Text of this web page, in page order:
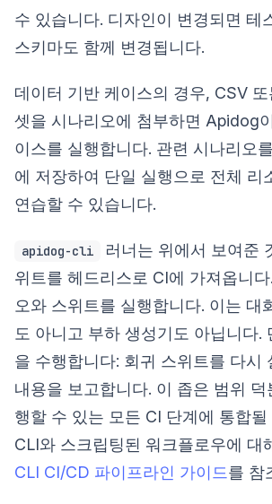
수 있습니다. 디자인이 변경되면 테
스키마도 함께 변경됩니다.
데이터 기반 케이스의 경우, CSV
셋을 시나리오에 첨부하면 Apidog
이스를 실행합니다. 관련 시나리오
에 저장하여 단일 실행으로 전체 리
연습할 수 있습니다.
apidog-cli
러너는 위에서 보여준
위트를 헤드리스로 CI에 가져옵니
오와 스위트를 실행합니다. 이는 대
도 아니고 부하 생성기도 아닙니다.
을 수행합니다: 회귀 스위트를 다시
내용을 보고합니다. 이 좁은 범위
행할 수 있는 모든 CI 단계에 통합될
CLI와 스크립팅된 워크플로우에 대
CLI CI/CD 파이프라인 가이드를 참